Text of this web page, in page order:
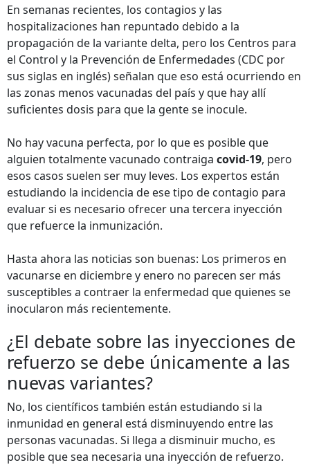
En semanas recientes, los contagios y las
hospitalizaciones han repuntado debido a la
propagación de la variante delta, pero los Centros para
el Control y la Prevención de Enfermedades (CDC por
sus siglas en inglés) señalan que eso está ocurriendo en
las zonas menos vacunadas del país y que hay allí
suficientes dosis para que la gente se inocule.
No hay vacuna perfecta, por lo que es posible que
alguien totalmente vacunado contraiga covid-19, pero
esos casos suelen ser muy leves. Los expertos están
estudiando la incidencia de ese tipo de contagio para
evaluar si es necesario ofrecer una tercera inyección
que refuerce la inmunización.
Hasta ahora las noticias son buenas: Los primeros en
vacunarse en diciembre y enero no parecen ser más
susceptibles a contraer la enfermedad que quienes se
inocularon más recientemente.
¿El debate sobre las inyecciones de
refuerzo se debe únicamente a las
nuevas variantes?
No, los científicos también están estudiando si la
inmunidad en general está disminuyendo entre las
personas vacunadas. Si llega a disminuir mucho, es
posible que sea necesaria una inyección de refuerzo.